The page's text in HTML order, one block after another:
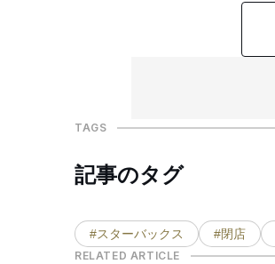
TAGS
記事のタグ
#スターバックス #閉店
RELATED ARTICLE